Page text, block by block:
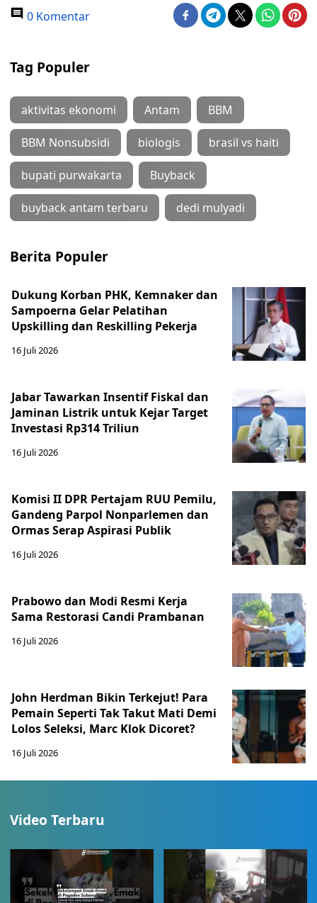
0 Komentar
Tag Populer
aktivitas ekonomi Antam BBM
BBM Nonsubsidi biologis brasil vs haiti
bupati purwakarta Buyback
buyback antam terbaru dedi mulyadi
Berita Populer
Dukung Korban PHK, Kemnaker dan
Sampoerna Gelar Pelatihan
Upskilling dan Reskilling Pekerja
16 Juli 2026
Jabar Tawarkan Insentif Fiskal dan
Jaminan Listrik untuk Kejar Target
Investasi Rp314 Triliun
16 Juli 2026
Komisi II DPR Pertajam RUU Pemilu,
Gandeng Parpol Nonparlemen dan
Ormas Serap Aspirasi Publik
16 Juli 2026
Prabowo dan Modi Resmi Kerja
Sama Restorasi Candi Prambanan
16 Juli 2026
John Herdman Bikin Terkejut! Para
Pemain Seperti Tak Takut Mati Demi
Lolos Seleksi, Marc Klok Dicoret?
16 Juli 2026
Video Terbaru